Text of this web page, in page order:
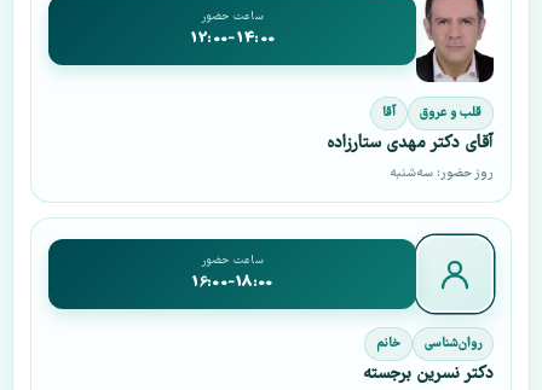
ساعت حضور
12:00-14:00
قلب و عروق آقا
آقای دکتر مهدی ستارزاده
روز حضور: سه‌شنبه
ساعت حضور
16:00-18:00
روان‌شناسی خانم
دکتر نسرین برجسته